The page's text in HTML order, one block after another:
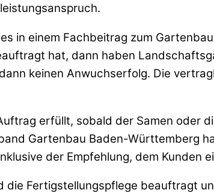
in einem Fachbeitrag zum
hat, dann haben
keinen Anwuchserfolg. Die
erfüllt, sobald der Samen oder
Gartenbau Baden-Württemberg
der Empfehlung, dem Kunden
die Fertigstellungspflege beauftragt